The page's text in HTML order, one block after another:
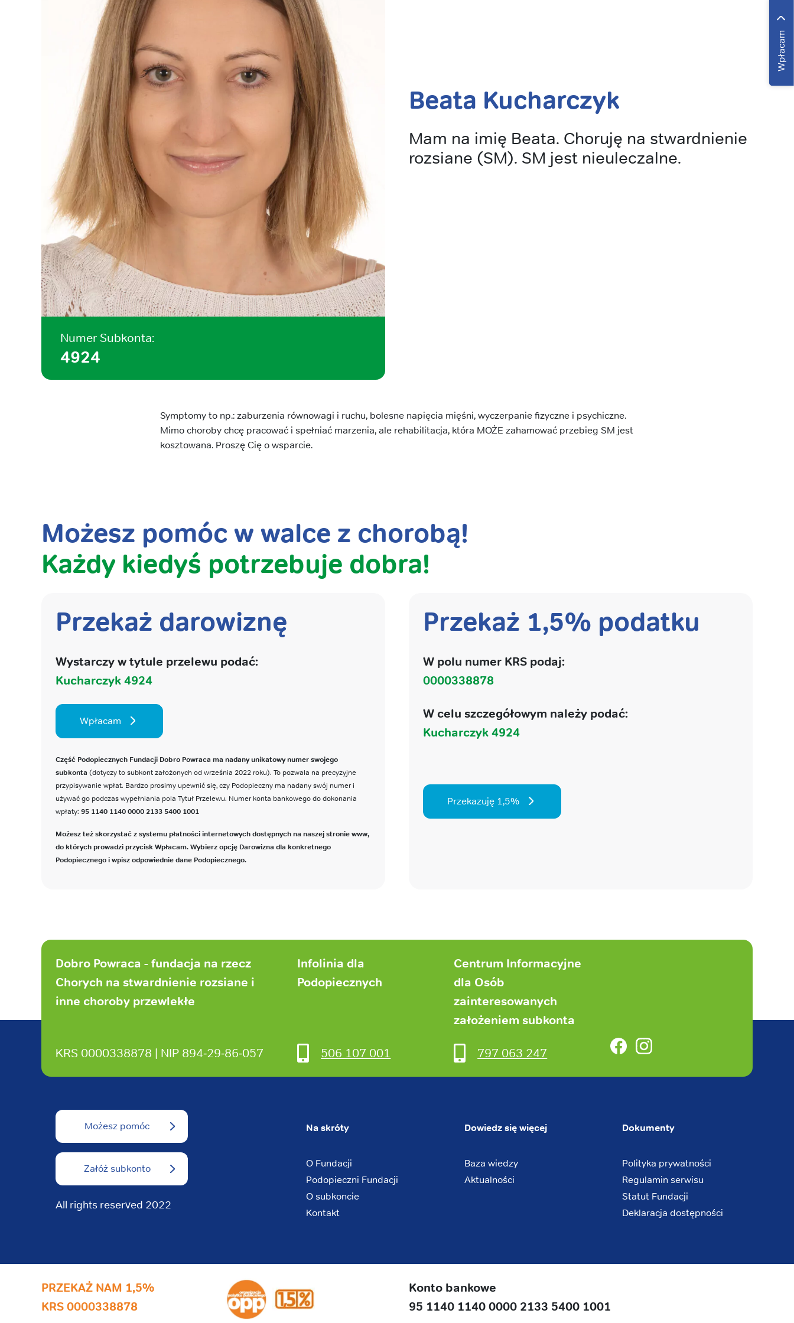
Wpłacam
Numer Subkonta:
4924
Beata Kucharczyk
Mam na imię Beata. Choruję na stwardnienie
rozsiane (SM). SM jest nieuleczalne.
Symptomy to np.: zaburzenia równowagi i ruchu, bolesne napięcia mięśni, wyczerpanie fizyczne i psychiczne.
Mimo choroby chcę pracować i spełniać marzenia, ale rehabilitacja, która MOŻE zahamować przebieg SM jest
kosztowana. Proszę Cię o wsparcie.
Możesz pomóc w walce z chorobą!
Każdy kiedyś potrzebuje dobra!
Przekaż darowiznę
Wystarczy w tytule przelewu podać:
Kucharczyk 4924
Wpłacam
Część Podopiecznych Fundacji Dobro Powraca ma nadany unikatowy numer swojego
subkonta (dotyczy to subkont założonych od września 2022 roku). To pozwala na precyzyjne
przypisywanie wpłat. Bardzo prosimy upewnić się, czy Podopieczny ma nadany swój numer i
używać go podczas wypełniania pola Tytuł Przelewu. Numer konta bankowego do dokonania
wpłaty: 95 1140 1140 0000 2133 5400 1001
Możesz też skorzystać z systemu płatności internetowych dostępnych na naszej stronie www,
do których prowadzi przycisk Wpłacam. Wybierz opcję Darowizna dla konkretnego
Podopiecznego i wpisz odpowiednie dane Podopiecznego.
Przekaż 1,5% podatku
W polu numer KRS podaj:
0000338878
W celu szczegółowym należy podać:
Kucharczyk 4924
Przekazuję 1,5%
Dobro Powraca - fundacja na rzecz
Chorych na stwardnienie rozsiane i
inne choroby przewlekłe
KRS 0000338878 | NIP 894‑29‑86‑057
Infolinia dla
Podopiecznych
506 107 001
Centrum Informacyjne
dla Osób
zainteresowanych
założeniem subkonta
797 063 247
FacebookInstagram
Możesz pomóc
Załóż subkonto
All rights reserved 2022
Na skróty
O Fundacji
Podopieczni Fundacji
O subkoncie
Kontakt
Dowiedz się więcej
Baza wiedzy
Aktualności
Dokumenty
Polityka prywatności
Regulamin serwisu
Statut Fundacji
Deklaracja dostępności
PRZEKAŻ NAM 1,5%
KRS 0000338878
Konto bankowe
95 1140 1140 0000 2133 5400 1001